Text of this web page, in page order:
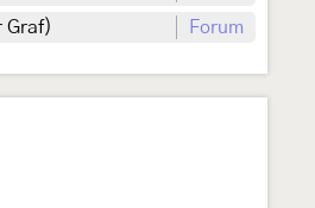
Graf) Forum